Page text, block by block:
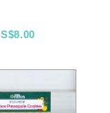
S$8.00